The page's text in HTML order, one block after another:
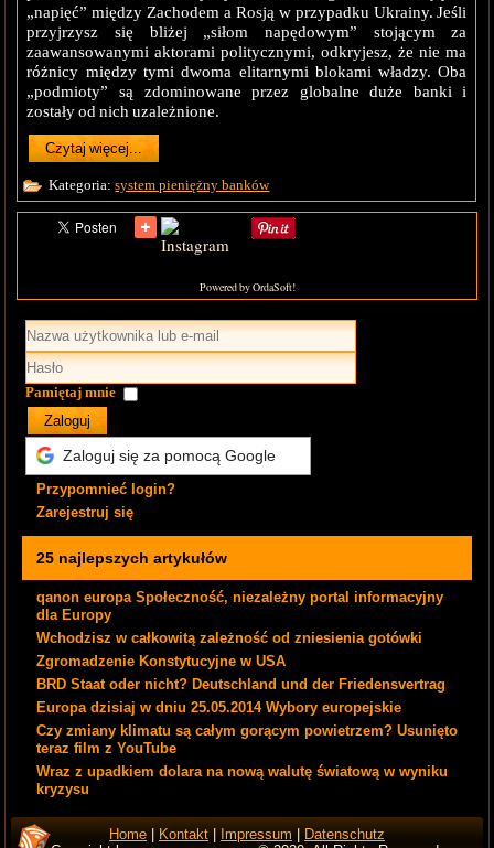
„napięć” między Zachodem a Rosją w przypadku Ukrainy. Jeśli
przyjrzysz się bliżej „siłom napędowym” stojącym za
zaawansowanymi aktorami politycznymi, odkryjesz, że nie ma
różnicy między tymi dwoma elitarnymi blokami władzy. Oba
„podmioty” są zdominowane przez globalne duże banki i
zostały od nich uzależnione.
Czytaj więcej...
Kategoria:system pieniężny banków
Powered by OrdaSoft!
Pamiętaj mnie
Zaloguj
Zaloguj się za pomocą Google
Przypomnieć login?
Zarejestruj się
25 najlepszych artykułów
qanon europa Społeczność, niezależny portal informacyjny
dla Europy
Wchodzisz w całkowitą zależność od zniesienia gotówki
Zgromadzenie Konstytucyjne w USA
BRD Staat oder nicht? Deutschland und der Friedensvertrag
Europa dzisiaj w dniu 25.05.2014 Wybory europejskie
Czy zmiany klimatu są całym gorącym powietrzem? Usunięto
teraz film z YouTube
Wraz z upadkiem dolara na nową walutę światową w wyniku
kryzysu
Home Kontakt Impressum
Datenschutz